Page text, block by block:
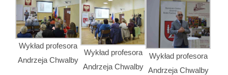
Wykład profesora
Andrzeja Chwalby
Wykład profesora
Andrzeja Chwalby
Wykład profesora
Andrzeja Chwalby